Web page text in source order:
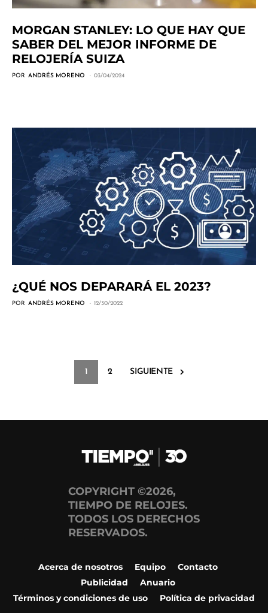
MORGAN STANLEY: LO QUE HAY QUE
SABER DEL MEJOR INFORME DE
RELOJERÍA SUIZA
POR ANDRÉS MORENO 03/04/2024
¿QUÉ NOS DEPARARÁ EL 2023?
POR ANDRÉS MORENO 12/30/2022
1 2 SIGUIENTE
COPYRIGHT ©2026,
TIEMPO DE RELOJES.
TODOS LOS DERECHOS
RESERVADOS.
Acerca de nosotros Equipo
Contacto
Publicidad
Anuario
Términos y condiciones de uso
Política de privacidad